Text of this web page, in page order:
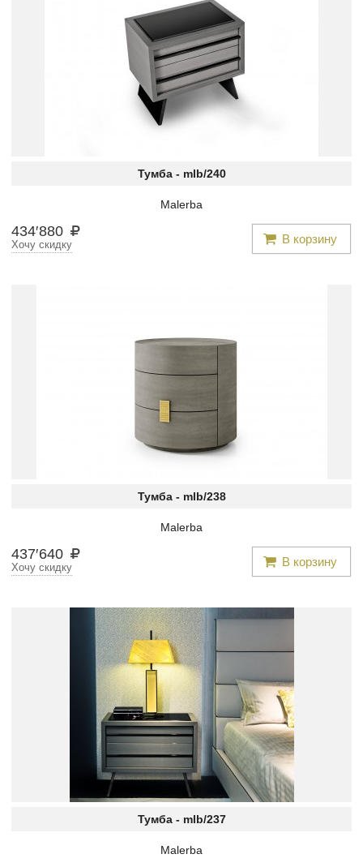
Тумба - mlb/240
Malerba
434′880 В корзину
Хочу скидку
Тумба - mlb/238
Malerba
437′640 В корзину
Хочу скидку
Тумба - mlb/237
Malerba